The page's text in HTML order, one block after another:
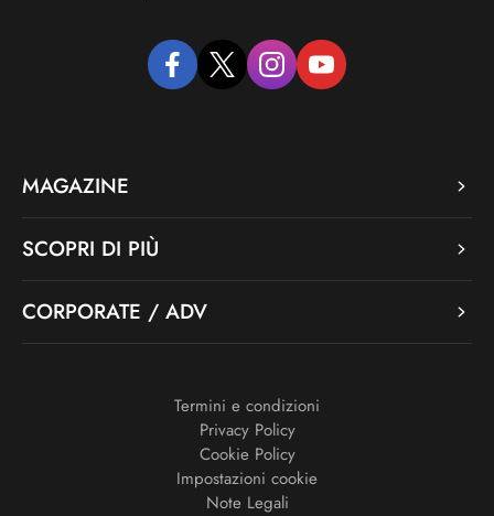
facebooktwitter instagramyoutube
MAGAZINE
SCOPRI DI PIÙ
CORPORATE / ADV
Termini e condizioni
Privacy Policy
Cookie Policy
Impostazioni cookie
Note Legali